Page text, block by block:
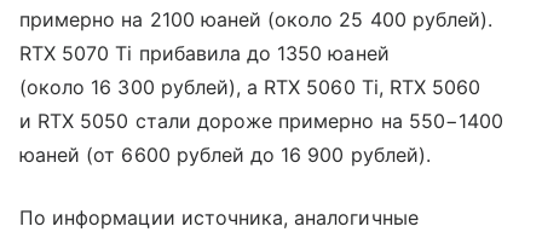
примерно на 2100 юаней (около 25 400 рублей).
RTX 5070 Ti прибавила до 1350 юаней
(около 16 300 рублей), а RTX 5060 Ti, RTX 5060
и RTX 5050 стали дороже примерно на 550−1400
юаней (от 6600 рублей до 16 900 рублей).
По информации источника, аналогичные